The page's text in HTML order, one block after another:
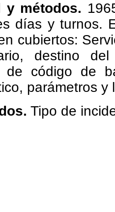
y métodos.
días y turnos.
cubiertos:
destino
de código de
parámetros y
Tipo de